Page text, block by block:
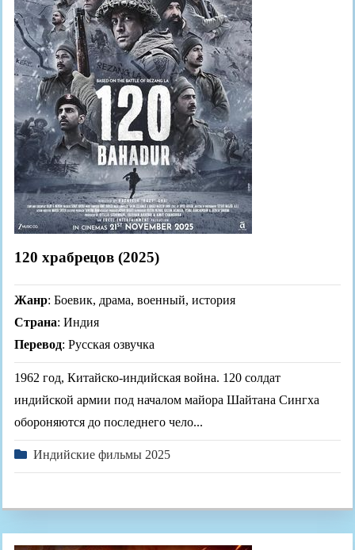
120 храбрецов (2025)
Жанр: Боевик, драма, военный, история
Страна: Индия
Перевод: Русская озвучка
1962 год, Китайско-индийская война. 120 солдат
индийской армии под началом майора Шайтана Сингха
обороняются до последнего чело...
Индийские фильмы 2025